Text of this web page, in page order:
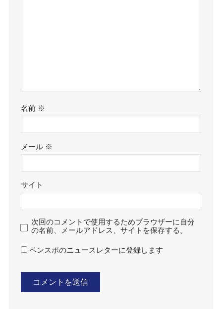
名前 ※
メール ※
サイト
次回のコメントで使用するためブラウザーに自分
の名前、メールアドレス、サイトを保存する。
ペンスポのニュースレターに登録します